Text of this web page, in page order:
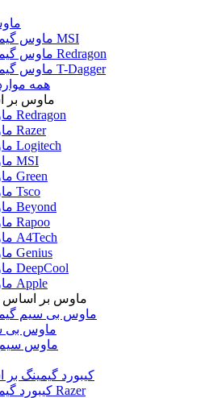
ماوس گیمینگ MSI
ماوس گیمینگ Redragon
ماوس گیمینگ T-Dagger
همه
ماوس بر
ماوس Redragon
ماوس Razer
ماوس Logitech
ماوس MSI
ماوس Green
ماوس Tsco
ماوس Beyond
ماوس Rapoo
ماوس A4Tech
ماوس Genius
ماوس DeepCool
ماوس Apple
ماوس بر اساس
ماوس بی سیم
ماوس بی
ماوس سیم
کیبورد گیمینگ
کیبورد گیمینگ Razer